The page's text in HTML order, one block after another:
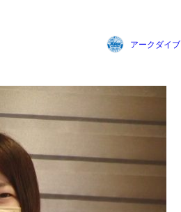
アークダイブ